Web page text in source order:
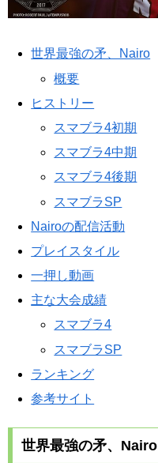
世界最強の矛、Nairo
概要
ヒストリー
スマブラ4初期
スマブラ4中期
スマブラ4後期
スマブラSP
Nairoの配信活動
プレイスタイル
一押し動画
主な大会成績
スマブラ4
スマブラSP
ランキング
参考サイト
世界最強の矛、Nairo